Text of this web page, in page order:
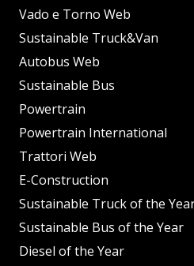
Vado e Torno Web
Sustainable Truck&Van
Autobus Web
Sustainable Bus
Powertrain
Powertrain International
Trattori Web
E-Construction
Sustainable Truck of the
Sustainable Bus of the Year
Diesel of the Year